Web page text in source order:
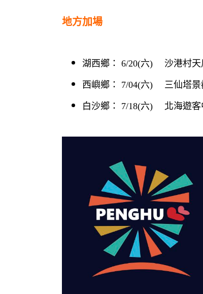
地方加場
湖西鄉： 6/20(六) 沙港村
西嶼鄉： 7/04(六) 三仙塔
白沙鄉： 7/18(六) 北海遊